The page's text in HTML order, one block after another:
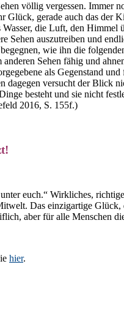
völlig vergessen. Immer
Glück, gerade auch das der
die Luft, den
Sehen auszutreiben und
wie ihn die
Sehen fähig und
als Gegenstand
dagegen versucht der Blick
besteht und sie nicht
2016, S. 155f.)
euch.“ Wirkliches,
Das einzigartige
aber für alle Menschen
hier.